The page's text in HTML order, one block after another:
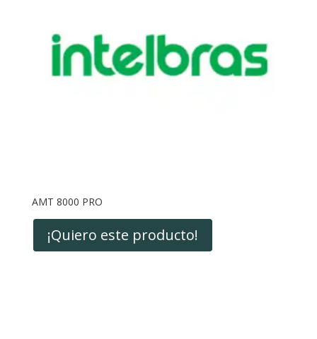
AMT 8000 PRO
¡Quiero este producto!